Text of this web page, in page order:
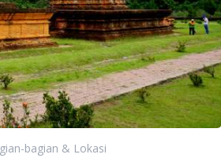
bagian & Lokasi